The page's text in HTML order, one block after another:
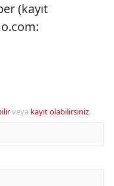
(kayıt
veya kayıt olabilirsiniz.